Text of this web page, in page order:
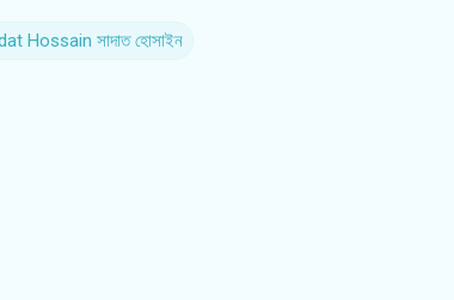
Hossain সাদাত হোসাইন